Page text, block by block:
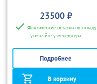
23500 ₽
Фактические остатки по складу
уточняйте у менеджера
Подробнее
В корзину